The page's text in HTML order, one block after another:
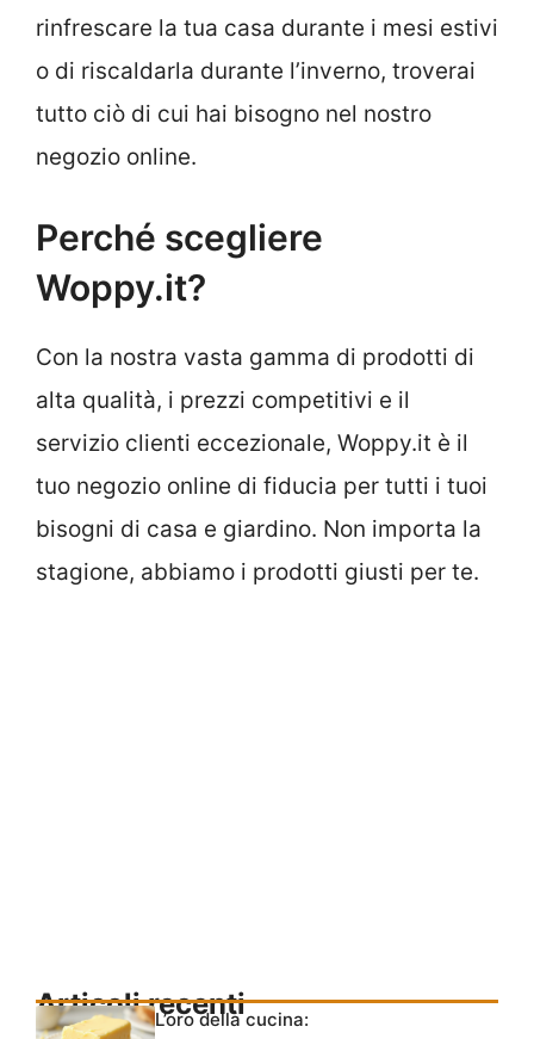
rinfrescare la tua casa durante i mesi estivi
o di riscaldarla durante l’inverno, troverai
tutto ciò di cui hai bisogno nel nostro
negozio online.
Perché scegliere
Woppy.it?
Con la nostra vasta gamma di prodotti di
alta qualità, i prezzi competitivi e il
servizio clienti eccezionale, Woppy.it è il
tuo negozio online di fiducia per tutti i tuoi
bisogni di casa e giardino. Non importa la
stagione, abbiamo i prodotti giusti per te.
Articoli recenti
L’oro della cucina: